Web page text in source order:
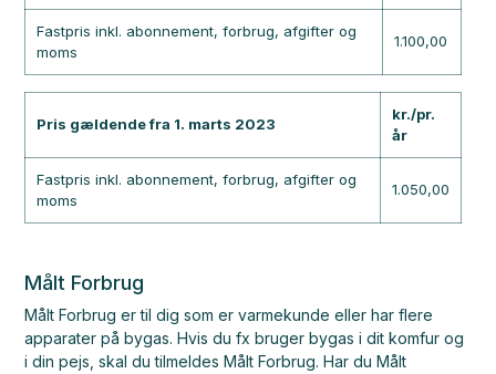
Fastpris inkl. abonnement, forbrug, afgifter og
moms
1.100,00
Pris gældende fra 1. marts 2023
kr./pr.
år
Fastpris inkl. abonnement, forbrug, afgifter og
moms
1.050,00
Målt Forbrug
Målt Forbrug er til dig som er varmekunde eller har flere
apparater på bygas. Hvis du fx bruger bygas i dit komfur og
i din pejs, skal du tilmeldes Målt Forbrug. Har du Målt